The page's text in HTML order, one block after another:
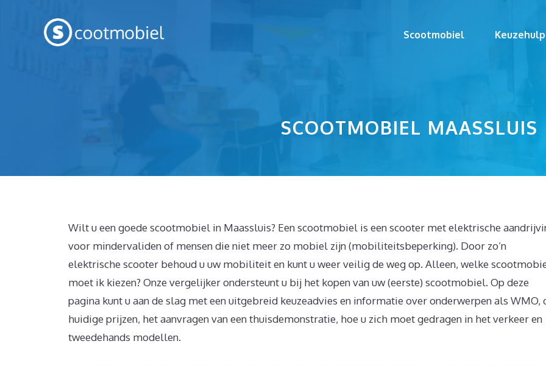
Scootmobiel Keuzehulp
SCOOTMOBIEL MAASSLUIS
Wilt u een goede scootmobiel in Maassluis? Een scootmobiel is een scooter met elektrische
voor mindervaliden of mensen die niet meer zo mobiel zijn (mobiliteitsbeperking). Door zo’n
elektrische scooter behoud u uw mobiliteit en kunt u weer veilig de weg op. Alleen, welke
moet ik kiezen? Onze vergelijker ondersteunt u bij het kopen van uw (eerste) scootmobiel. Op deze
pagina kunt u aan de slag met een uitgebreid keuzeadvies en informatie over onderwerpen als WMO,
huidige prijzen, het aanvragen van een thuisdemonstratie, hoe u zich moet gedragen in het verkeer en
tweedehands modellen.